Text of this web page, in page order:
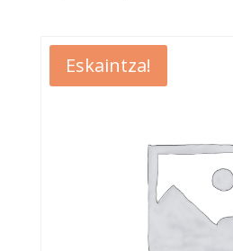
Eskaintza!